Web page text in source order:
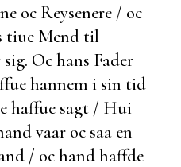
oc Reysenere / oc
tiue Mend til
Oc hans Fader
hannem i sin tid
haffue sagt / Hui
vaar oc saa en
/ oc hand haffde